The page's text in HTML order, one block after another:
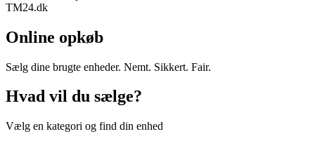
TM24.dk
Online opkøb
Sælg dine brugte enheder. Nemt. Sikkert. Fair.
Hvad vil du sælge?
Vælg en kategori og find din enhed